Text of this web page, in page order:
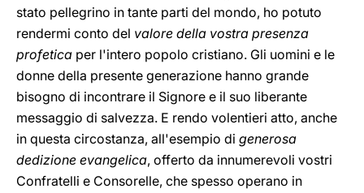
stato pellegrino in tante parti del mondo, ho potuto
rendermi conto del valore della vostra presenza
profetica per l'intero popolo cristiano. Gli uomini e le
donne della presente generazione hanno grande
bisogno di incontrare il Signore e il suo liberante
messaggio di salvezza. E rendo volentieri atto, anche
in questa circostanza, all'esempio di generosa
dedizione evangelica, offerto da innumerevoli vostri
Confratelli e Consorelle, che spesso operano in